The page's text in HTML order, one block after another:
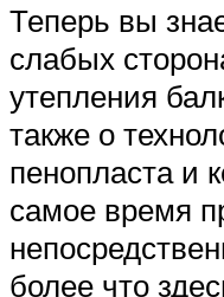
Теперь вы
слабых
утепления
также о
пенопласта и
самое время
более что